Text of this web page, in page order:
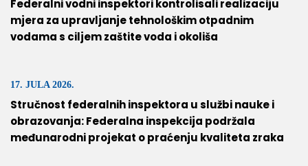
Federalni vodni inspektori kontrolisali realizaciju
mjera za upravljanje tehnološkim otpadnim
vodama s ciljem zaštite voda i okoliša
17. JULA 2026.
Stručnost federalnih inspektora u službi nauke i
obrazovanja: Federalna inspekcija podržala
međunarodni projekat o praćenju kvaliteta zraka